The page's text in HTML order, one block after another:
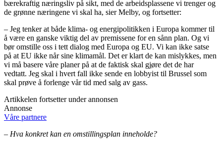
bærekraftig næringsliv på sikt, med de arbeidsplassene vi trenger og
de grønne næringene vi skal ha, sier Melby, og fortsetter:
– Jeg tenker at både klima- og energipolitikken i Europa kommer til
å være en ganske viktig del av premissene for en sånn plan. Og vi
bør omstille oss i tett dialog med Europa og EU. Vi kan ikke satse
på at EU ikke når sine klimamål. Det er klart de kan mislykkes, men
vi må basere våre planer på at de faktisk skal gjøre det de har
vedtatt. Jeg skal i hvert fall ikke sende en lobbyist til Brussel som
skal prøve å forlenge vår tid med salg av gass.
Artikkelen fortsetter under annonsen
Annonse
Våre partnere
– Hva konkret kan en omstillingsplan inneholde?